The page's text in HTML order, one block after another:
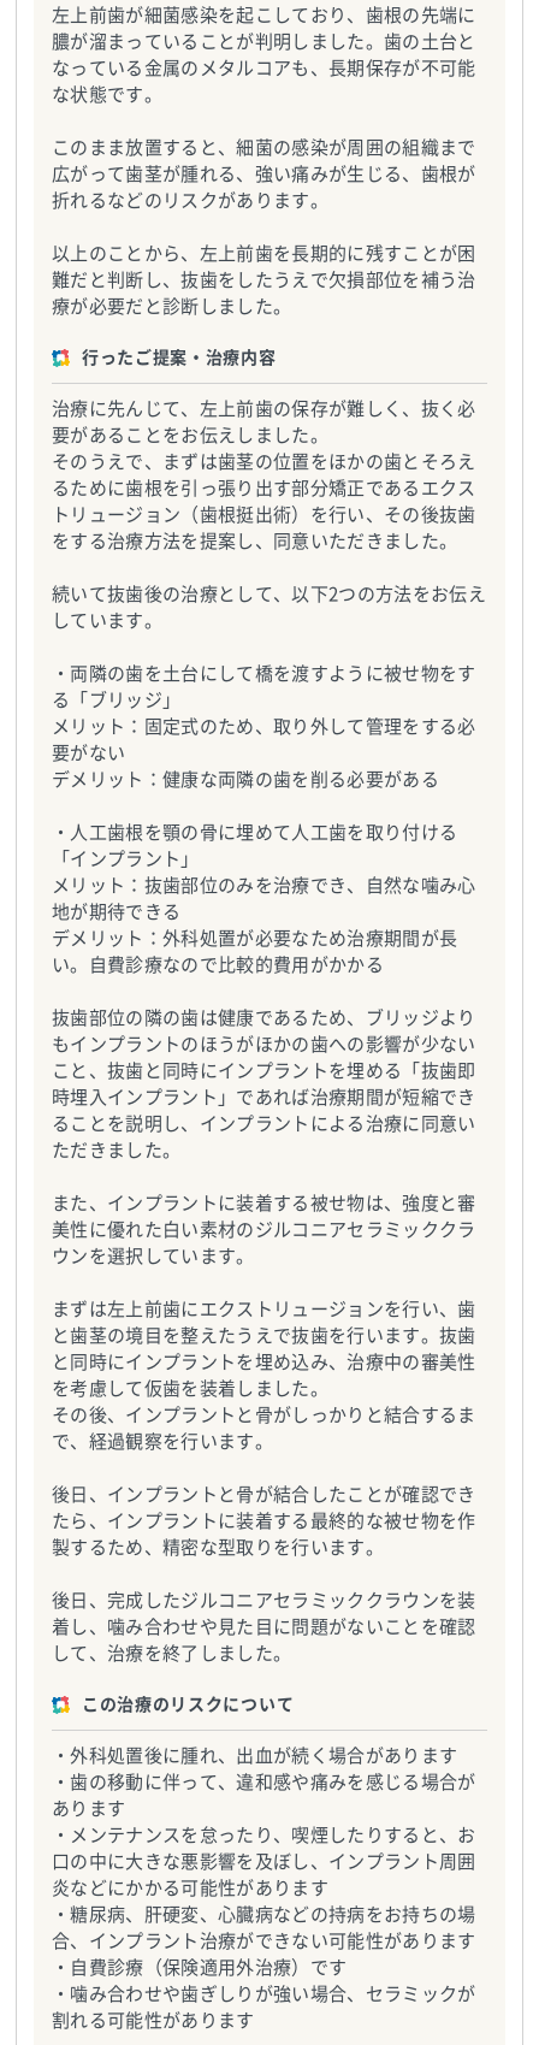
左上前歯が細菌感染を起こしており、歯根の先端に
膿が溜まっていることが判明しました。歯の土台と
なっている金属のメタルコアも、長期保存が不可能
な状態です。
このまま放置すると、細菌の感染が周囲の組織まで
広がって歯茎が腫れる、強い痛みが生じる、歯根が
折れるなどのリスクがあります。
以上のことから、左上前歯を長期的に残すことが困
難だと判断し、抜歯をしたうえで欠損部位を補う治
療が必要だと診断しました。
行ったご提案・治療内容
治療に先んじて、左上前歯の保存が難しく、抜く必
要があることをお伝えしました。
そのうえで、まずは歯茎の位置をほかの歯とそろえ
るために歯根を引っ張り出す部分矯正であるエクス
トリュージョン（歯根挺出術）を行い、その後抜歯
をする治療方法を提案し、同意いただきました。
続いて抜歯後の治療として、以下2つの方法をお伝え
しています。
・両隣の歯を土台にして橋を渡すように被せ物をす
る「ブリッジ」
メリット：固定式のため、取り外して管理をする必
要がない
デメリット：健康な両隣の歯を削る必要がある
・人工歯根を顎の骨に埋めて人工歯を取り付ける
「インプラント」
メリット：抜歯部位のみを治療でき、自然な噛み心
地が期待できる
デメリット：外科処置が必要なため治療期間が長
い。自費診療なので比較的費用がかかる
抜歯部位の隣の歯は健康であるため、ブリッジより
もインプラントのほうがほかの歯への影響が少ない
こと、抜歯と同時にインプラントを埋める「抜歯即
時埋入インプラント」であれば治療期間が短縮でき
ることを説明し、インプラントによる治療に同意い
ただきました。
また、インプラントに装着する被せ物は、強度と審
美性に優れた白い素材のジルコニアセラミッククラ
ウンを選択しています。
まずは左上前歯にエクストリュージョンを行い、歯
と歯茎の境目を整えたうえで抜歯を行います。抜歯
と同時にインプラントを埋め込み、治療中の審美性
を考慮して仮歯を装着しました。
その後、インプラントと骨がしっかりと結合するま
で、経過観察を行います。
後日、インプラントと骨が結合したことが確認でき
たら、インプラントに装着する最終的な被せ物を作
製するため、精密な型取りを行います。
後日、完成したジルコニアセラミッククラウンを装
着し、噛み合わせや見た目に問題がないことを確認
して、治療を終了しました。
この治療のリスクについて
・外科処置後に腫れ、出血が続く場合があります
・歯の移動に伴って、違和感や痛みを感じる場合が
あります
・メンテナンスを怠ったり、喫煙したりすると、お
口の中に大きな悪影響を及ぼし、インプラント周囲
炎などにかかる可能性があります
・糖尿病、肝硬変、心臓病などの持病をお持ちの場
合、インプラント治療ができない可能性があります
・自費診療（保険適用外治療）です
・噛み合わせや歯ぎしりが強い場合、セラミックが
割れる可能性があります